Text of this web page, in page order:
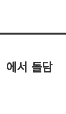
에서 돌담